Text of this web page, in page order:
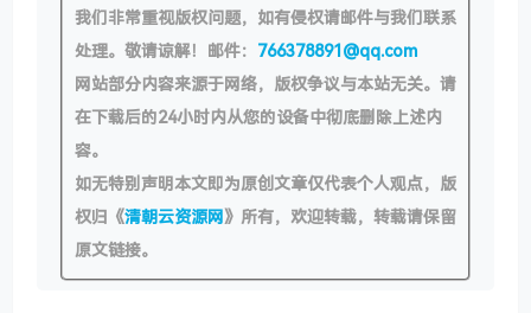
我们非常重视版权问题，如有侵权请邮件与我们联系
处理。敬请谅解！邮件： 766378891@qq.com
网站部分内容来源于网络，版权争议与本站无关。请
在下载后的24小时内从您的设备中彻底删除上述内
容。
如无特别声明本文即为原创文章仅代表个人观点，版
权归《清朝云资源网》所有，欢迎转载，转载请保留
原文链接。